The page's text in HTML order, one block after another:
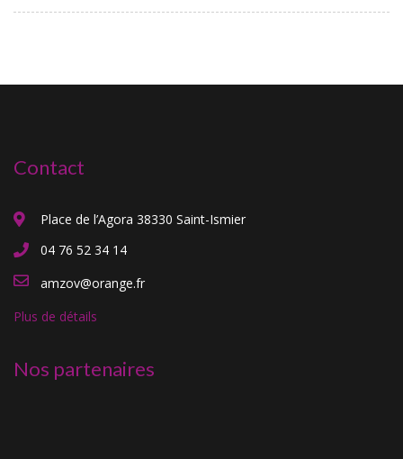
Contact
Place de l’Agora 38330 Saint-Ismier
04 76 52 34 14
amzov@orange.fr
Plus de détails
Nos partenaires